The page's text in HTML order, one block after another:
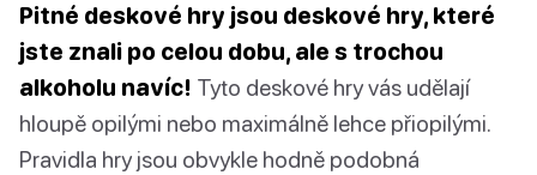
Pitné deskové hry jsou deskové hry, které
jste znali po celou dobu, ale s trochou
alkoholu navíc! Tyto deskové hry vás udělají
hloupě opilými nebo maximálně lehce přiopilými.
Pravidla hry jsou obvykle hodně podobná